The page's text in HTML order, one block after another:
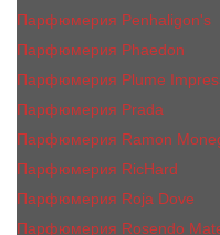
Парфюмерия Penhaligon's
Парфюмерия Phaedon
Парфюмерия Plume
Парфюмерия Prada
Парфюмерия Ramon
Парфюмерия RicHard
Парфюмерия Roja Dove
Парфюмерия Rosendo